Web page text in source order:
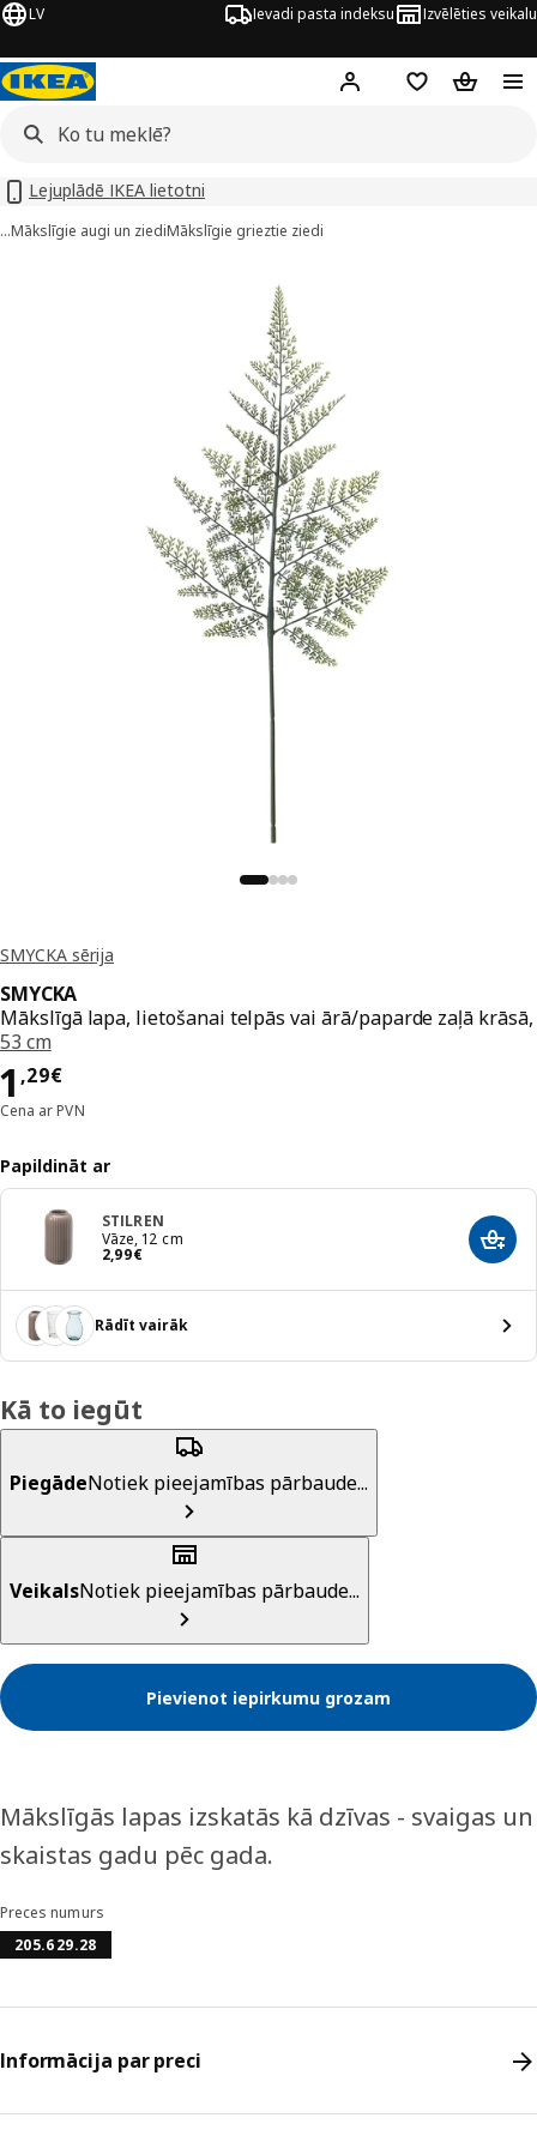
LV Ievadi pasta indeksu Izvēlēties veikalu
Hej! Pierakstīties
PirkumuPirkumu
Lejuplādē IKEA lietotni
…Mākslīgie augi un ziediMākslīgie grieztie ziedi
SMYCKA sērija
SMYCKA
Mākslīgā lapa, lietošanai telpās vai ārā/paparde zaļā krāsā,
53 cm
1 ,29€
Cena 1,29€
Cena ar PVN
Papildināt ar
STILREN
Vāze, 12 cm
2,99€
Cena 2,99€
Rādīt vairāk
Kā to iegūt
PiegādeNotiek pieejamības pārbaude...
VeikalsNotiek pieejamības pārbaude...
Pievienot iepirkumu grozam
Mākslīgās lapas izskatās kā dzīvas - svaigas un
skaistas gadu pēc gada.
Preces numurs
205.629.28
Informācija par preci